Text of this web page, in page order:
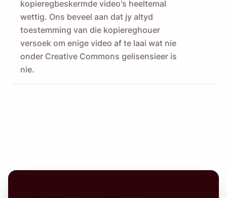
kopieregbeskermde video's heeltemal
wettig. Ons beveel aan dat jy altyd
toestemming van die kopiereghouer
versoek om enige video af te laai wat nie
onder Creative Commons gelisensieer is
nie.